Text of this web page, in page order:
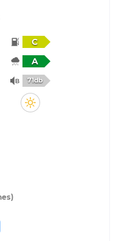
C
A
71db